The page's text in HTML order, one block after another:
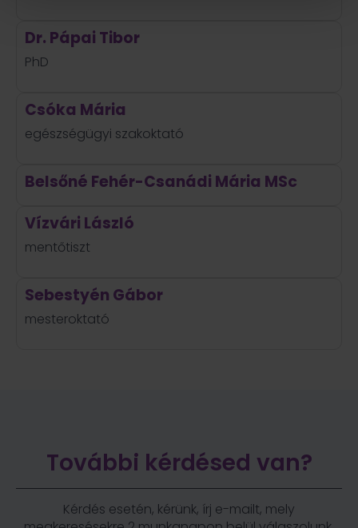
Dr. Pápai Tibor
PhD
Csóka Mária
egészségügyi szakoktató
Belsőné Fehér-Csanádi Mária MSc
Vízvári László
mentőtiszt
Sebestyén Gábor
mesteroktató
További kérdésed van?
Kérdés esetén, kérünk, írj e-mailt, mely